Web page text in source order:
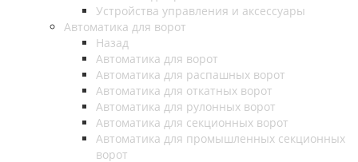
Устройства управления и аксессуары
Автоматика для ворот
Назад
Автоматика для ворот
Автоматика для распашных ворот
Автоматика для откатных ворот
Автоматика для рулонных ворот
Автоматика для секционных ворот
Автоматика для промышленных секционных
ворот